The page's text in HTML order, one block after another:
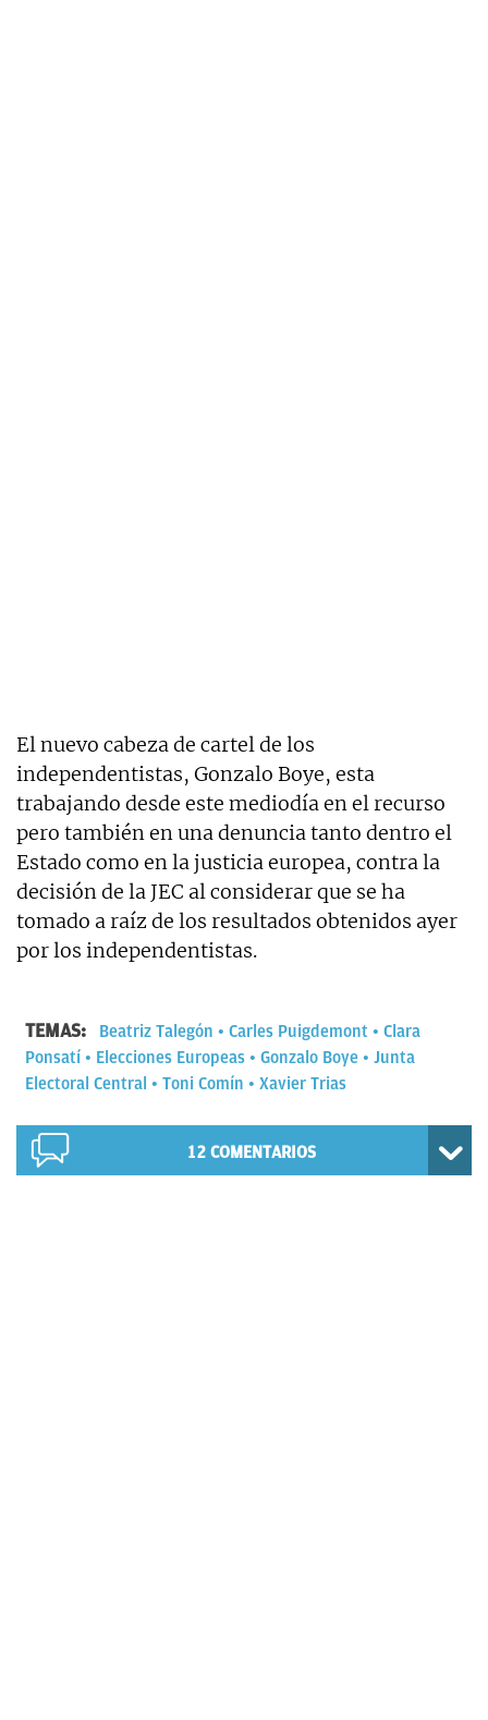
El nuevo cabeza de cartel de los
independentistas, Gonzalo Boye, esta
trabajando desde este mediodía en el recurso
pero también en una denuncia tanto dentro el
Estado como en la justicia europea, contra la
decisión de la JEC al considerar que se ha
tomado a raíz de los resultados obtenidos ayer
por los independentistas.
TEMAS: Beatriz Talegón Carles Puigdemont
Clara
Ponsatí
Elecciones Europeas Gonzalo Boye
Junta
Electoral Central
Toni Comín Xavier Trias
12 COMENTARIOS